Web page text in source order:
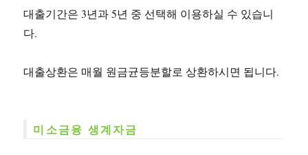
대출기간은 3년과 5년 중 선택해 이용하실 수 있습니
다.
대출상환은 매월 원금균등분할로 상환하시면 됩니다.
미소금융 생계자금